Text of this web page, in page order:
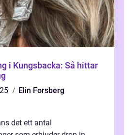
i Kungsbacka: Så hittar
Elin Forsberg
det ett antal